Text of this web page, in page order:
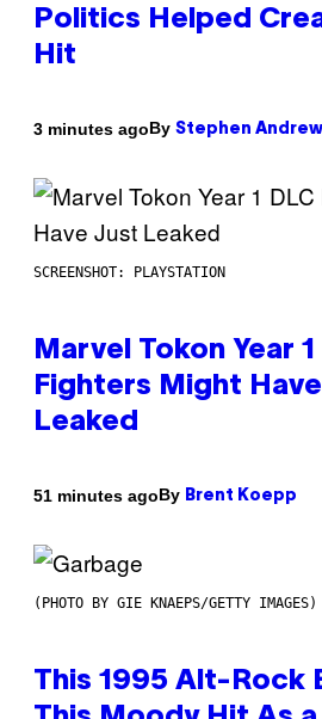
Politics Helped
Hit
3 minutes agoBy Stephen
SCREENSHOT: PLAYSTATION
Marvel Tokon Year 1
Fighters Might
Leaked
51 minutes agoBy Brent Koepp
(PHOTO BY GIE KNAEPS/GETTY IMAGES)
This 1995 Alt-Rock